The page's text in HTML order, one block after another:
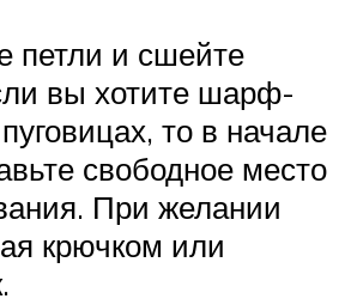
петли и сшейте
вы хотите шарф-
то в начале
свободное место
При желании
крючком или